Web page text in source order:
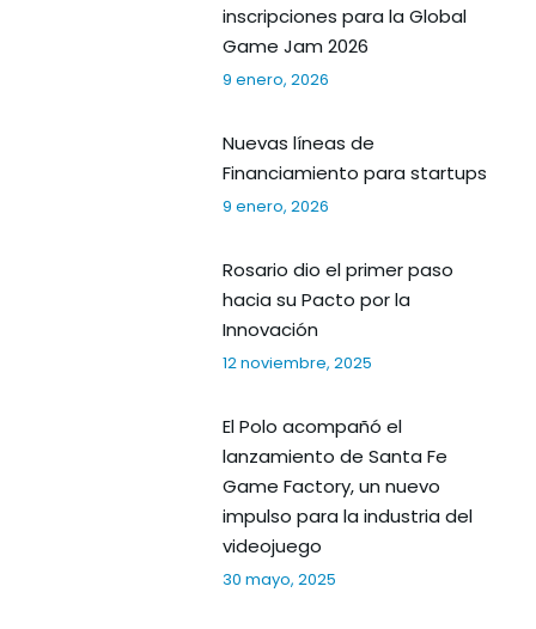
inscripciones para la Global
Game Jam 2026
9 enero, 2026
Nuevas líneas de
Financiamiento para startups
9 enero, 2026
Rosario dio el primer paso
hacia su Pacto por la
Innovación
12 noviembre, 2025
El Polo acompañó el
lanzamiento de Santa Fe
Game Factory, un nuevo
impulso para la industria del
videojuego
30 mayo, 2025